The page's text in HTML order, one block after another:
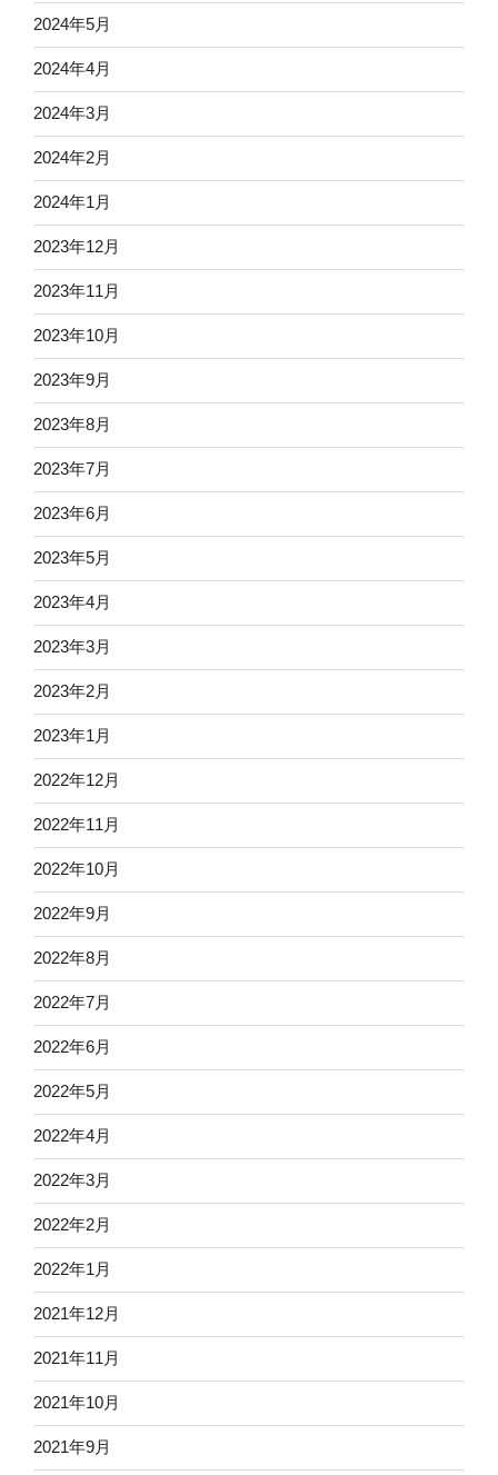
2024年5月
2024年4月
2024年3月
2024年2月
2024年1月
2023年12月
2023年11月
2023年10月
2023年9月
2023年8月
2023年7月
2023年6月
2023年5月
2023年4月
2023年3月
2023年2月
2023年1月
2022年12月
2022年11月
2022年10月
2022年9月
2022年8月
2022年7月
2022年6月
2022年5月
2022年4月
2022年3月
2022年2月
2022年1月
2021年12月
2021年11月
2021年10月
2021年9月